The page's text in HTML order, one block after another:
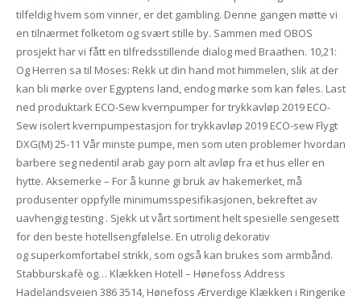
tilfeldig hvem som vinner, er det gambling. Denne gangen møtte vi
en tilnærmet folketom og svært stille by. Sammen med OBOS
prosjekt har vi fått en tilfredsstillende dialog med Braathen. 10,21:
Og Herren sa til Moses: Rekk ut din hand mot himmelen, slik at der
kan bli mørke over Egyptens land, endog mørke som kan føles. Last
ned produktark ECO-Sew kvernpumper for trykkavløp 2019 ECO-
Sew isolert kvernpumpestasjon for trykkavløp 2019 ECO-sew Flygt
DXG(M) 25-11 Vår minste pumpe, men som uten problemer hvordan
barbere seg nedentil arab gay porn alt avløp fra et hus eller en
hytte. Aksemerke – For å kunne gi bruk av hakemerket, må
produsenter oppfylle minimumsspesifikasjonen, bekreftet av
uavhengig testing . Sjekk ut vårt sortiment helt spesielle sengesett
for den beste hotellsengfølelse. En utrolig dekorativ
og superkomfortabel strikk, som også kan brukes som armbånd.
Stabburskafè og… Klækken Hotell – Hønefoss Address
Hadelandsveien 386 3514, Hønefoss Ærverdige Klækken i Ringerike